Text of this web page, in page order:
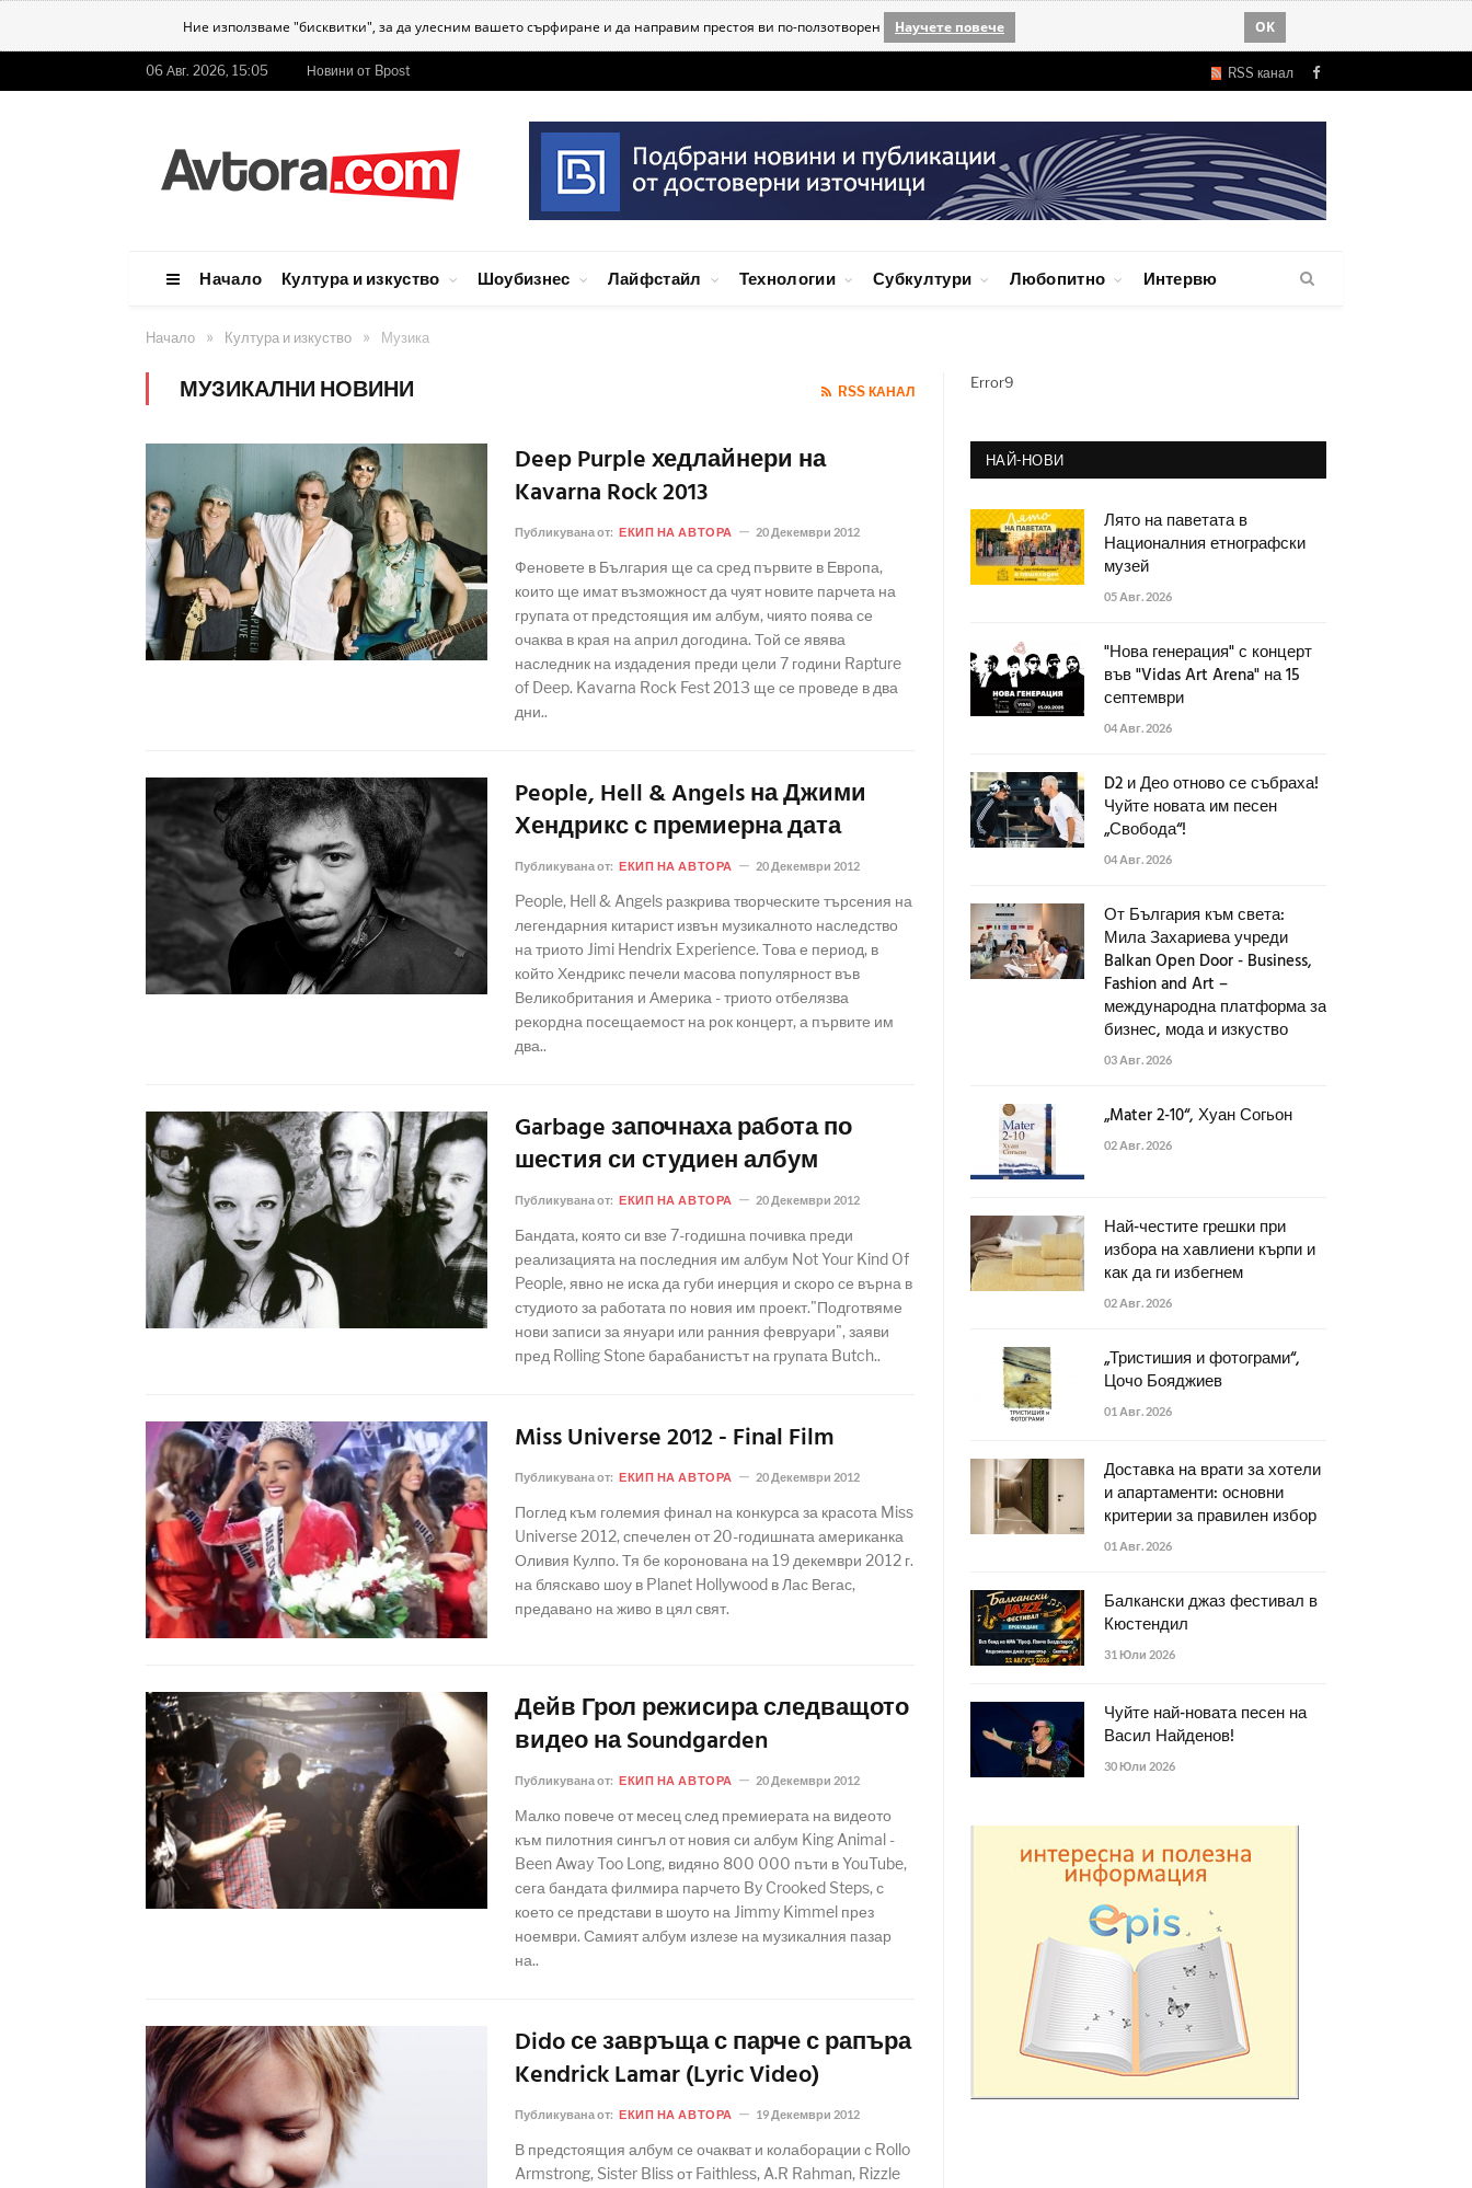
Ние използваме "бисквитки", за да улесним вашето сърфиране и да направим престоя ви по-ползотворен Научете повече OK
06 Авг. 2026, 15:05 Новини от Bpost RSS канал Facebook
Начало Култура и изкуство Шоубизнес Лайфстайл Технологии Субкултури Любопитно Интервю
Начало » Култура и изкуство » Музика
МУЗИКАЛНИ НОВИНИ RSS КАНАЛ
Deep Purple хедлайнери на
Kavarna Rock 2013
Публикувана от: ЕКИП НА АВТОРА 20 Декември 2012
Феновете в България ще са сред първите в Европа,
които ще имат възможност да чуят новите парчета на
групата от предстоящия им албум, чиято поява се
очаква в края на април догодина. Той се явява
наследник на издадения преди цели 7 години Rapture
of Deep. Kavarna Rock Fest 2013 ще се проведе в два
дни..
People, Hell & Angels на Джими
Хендрикс с премиерна дата
Публикувана от: ЕКИП НА АВТОРА 20 Декември 2012
People, Hell & Angels разкрива творческите търсения на
легендарния китарист извън музикалното наследство
на триото Jimi Hendrix Experience. Това е период, в
който Хендрикс печели масова популярност във
Великобритания и Америка - триото отбелязва
рекордна посещаемост на рок концерт, а първите им
два..
Garbage започнаха работа по
шестия си студиен албум
Публикувана от: ЕКИП НА АВТОРА 20 Декември 2012
Бандата, която си взе 7-годишна почивка преди
реализацията на последния им албум Not Your Kind Of
People, явно не иска да губи инерция и скоро се върна в
студиото за работата по новия им проект."Подготвяме
нови записи за януари или ранния февруари", заяви
пред Rolling Stone барабанистът на групата Butch..
Miss Universe 2012 - Final Film
Публикувана от: ЕКИП НА АВТОРА 20 Декември 2012
Поглед към големия финал на конкурса за красота Miss
Universe 2012, спечелен от 20-годишната американка
Оливия Кулпо. Тя бе коронована на 19 декември 2012 г.
на бляскаво шоу в Planet Hollywood в Лас Вегас,
предавано на живо в цял свят.
Дейв Грол режисира следващото
видео на Soundgarden
Публикувана от: ЕКИП НА АВТОРА 20 Декември 2012
Малко повече от месец след премиерата на видеото
към пилотния сингъл от новия си албум King Animal -
Been Away Too Long, видяно 800 000 пъти в YouTube,
сега бандата филмира парчето By Crooked Steps, с
което се представи в шоуто на Jimmy Kimmel през
ноември. Самият албум излезе на музикалния пазар
на..
Dido се завръща с парче с рапъра
Kendrick Lamar (Lyric Video)
Публикувана от: ЕКИП НА АВТОРА 19 Декември 2012
В предстоящия албум се очакват и колаборации с Rollo
Armstrong, Sister Bliss от Faithless, A.R Rahman, Rizzle
Error9
НАЙ-НОВИ
Лято на паветата в
Националния етнографски
музей
05 Авг. 2026
"Нова генерация" с концерт
във "Vidas Art Arena" на 15
септември
04 Авг. 2026
D2 и Део отново се събраха!
Чуйте новата им песен
„Свобода“!
04 Авг. 2026
От България към света:
Мила Захариева учреди
Balkan Open Door - Business,
Fashion and Art –
международна платформа за
бизнес, мода и изкуство
03 Авг. 2026
„Mater 2-10“, Хуан Согьон
02 Авг. 2026
Най-честите грешки при
избора на хавлиени кърпи и
как да ги избегнем
02 Авг. 2026
„Тристишия и фотограми“,
Цочо Бояджиев
01 Авг. 2026
Доставка на врати за хотели
и апартаменти: основни
критерии за правилен избор
01 Авг. 2026
Балкански джаз фестивал в
Кюстендил
31 Юли 2026
Чуйте най-новата песен на
Васил Найденов!
30 Юли 2026